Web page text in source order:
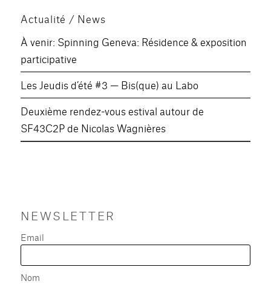
Actualité / News
À venir: Spinning Geneva: Résidence & exposition
participative
Les Jeudis d’été #3 — Bis(que) au Labo
Deuxième rendez-vous estival autour de
SF43C2P de Nicolas Wagnières
NEWSLETTER
Email
Nom